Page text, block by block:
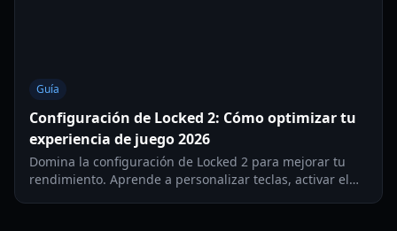
Guía
Configuración de Locked 2: Cómo optimizar tu
experiencia de juego 2026
Domina la configuración de Locked 2 para mejorar tu
rendimiento. Aprende a personalizar teclas, activar el